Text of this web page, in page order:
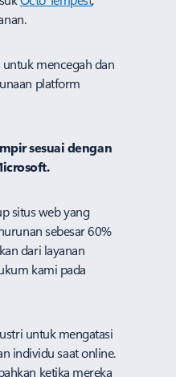
mencegah dan
platform
sesuai dengan
situs web yang
sebesar 60%
dari layanan
kami pada
untuk mengatasi
individu saat online.​
ketika mereka